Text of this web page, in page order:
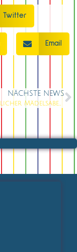
Twitter
Email
NÄCHSTE NEWS
Unvergesslicher Mädelsabend in Berlin